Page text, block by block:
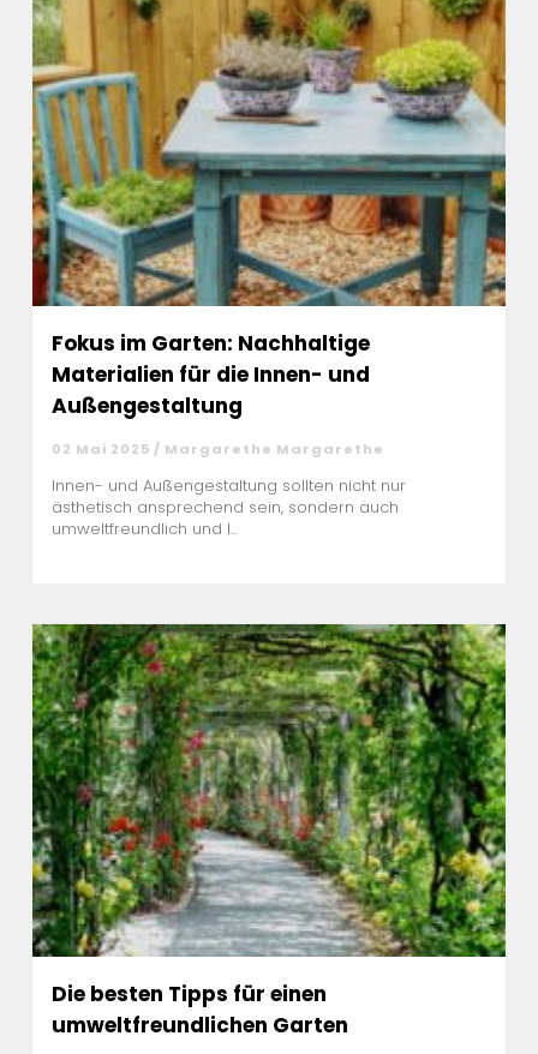
Fokus im Garten: Nachhaltige
Materialien für die Innen- und
Außengestaltung
02 Mai 2025 / Margarethe Margarethe
Innen- und Außengestaltung sollten nicht nur
ästhetisch ansprechend sein, sondern auch
umweltfreundlich und l...
Die besten Tipps für einen
umweltfreundlichen Garten